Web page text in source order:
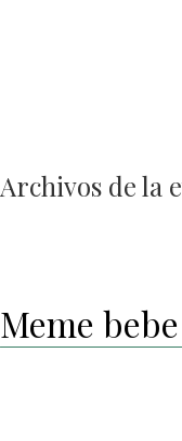
Archivos de la
Meme